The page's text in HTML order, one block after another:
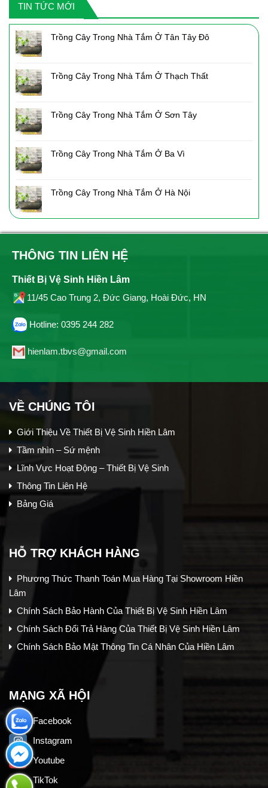
TIN TỨC MỚI
Trồng Cây Trong Nhà Tắm Ở Tân Tây Đô
Trồng Cây Trong Nhà Tắm Ở Thạch Thất
Trồng Cây Trong Nhà Tắm Ở Sơn Tây
Trồng Cây Trong Nhà Tắm Ở Ba Vì
Trồng Cây Trong Nhà Tắm Ở Hà Nội
THÔNG TIN LIÊN HỆ
Thiết Bị Vệ Sinh Hiền Lâm
11/45 Cao Trung 2, Đức Giang, Hoài Đức, HN
Hotline: 0395 244 282
hienlam.tbvs@gmail.com
VỀ CHÚNG TÔI
Giới Thiệu Về Thiết Bị Vệ Sinh Hiền Lâm
Tầm nhìn – Sứ mệnh
Lĩnh Vực Hoạt Động – Thiết Bị Vệ Sinh
Thông Tin Liên Hệ
Bảng Giá
HỖ TRỢ KHÁCH HÀNG
Phương Thức Thanh Toán Mua Hàng Tại Showroom Hiền
Lâm
Chính Sách Bảo Hành Của Thiết Bị Vệ Sinh Hiền Lâm
Chính Sách Đổi Trả Hàng Của Thiết Bị Vệ Sinh Hiền Lâm
Chính Sách Bảo Mật Thông Tin Cá Nhân Của Hiền Lâm
MẠNG XÃ HỘI
Facebook
Instagram
Youtube
TikTok